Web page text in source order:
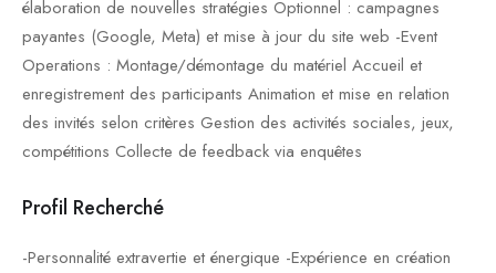
élaboration de nouvelles stratégies Optionnel : campagnes
payantes (Google, Meta) et mise à jour du site web -Event
Operations : Montage/démontage du matériel Accueil et
enregistrement des participants Animation et mise en relation
des invités selon critères Gestion des activités sociales, jeux,
compétitions Collecte de feedback via enquêtes
Profil Recherché
-Personnalité extravertie et énergique -Expérience en création